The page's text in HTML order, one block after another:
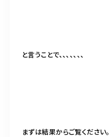
と言うことで、、、、、、、
まずは結果からご覧ください。